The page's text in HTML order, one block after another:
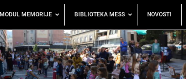
MODUL MEMORIJE BIBLIOTEKA MESS NOVOSTI